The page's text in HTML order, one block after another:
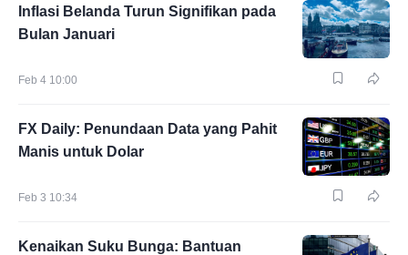
Inflasi Belanda Turun Signifikan pada
Bulan Januari
Feb 4 10:00
FX Daily: Penundaan Data yang Pahit
Manis untuk Dolar
Feb 3 10:34
Kenaikan Suku Bunga: Bantuan